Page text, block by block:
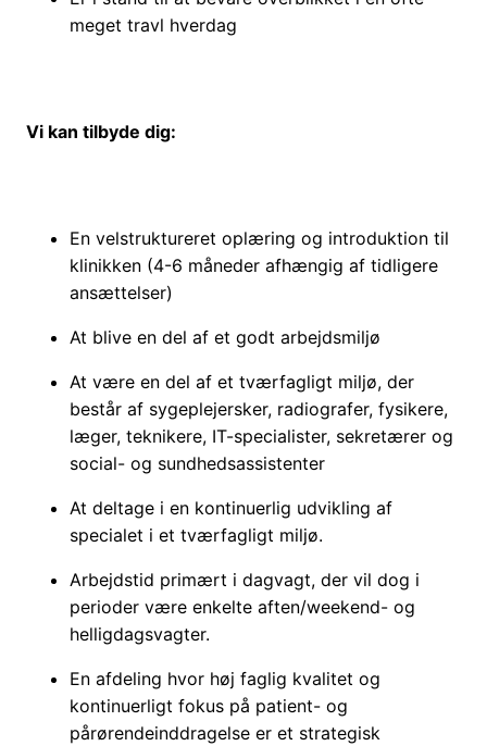
meget travl hverdag
Vi kan tilbyde dig:
En velstruktureret oplæring og introduktion til
klinikken (4-6 måneder afhængig af tidligere
ansættelser)
At blive en del af et godt arbejdsmiljø
At være en del af et tværfagligt miljø, der
består af sygeplejersker, radiografer, fysikere,
læger, teknikere, IT-specialister, sekretærer og
social- og sundhedsassistenter
At deltage i en kontinuerlig udvikling af
specialet i et tværfagligt miljø.
Arbejdstid primært i dagvagt, der vil dog i
perioder være enkelte aften/weekend- og
helligdagsvagter.
En afdeling hvor høj faglig kvalitet og
kontinuerligt fokus på patient- og
pårørendeinddragelse er et strategisk